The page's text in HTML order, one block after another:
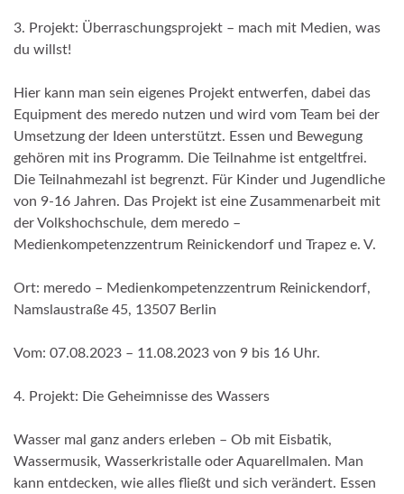
3. Projekt: Überraschungsprojekt – mach mit Medien, was
du willst!
Hier kann man sein eigenes Projekt entwerfen, dabei das
Equipment des meredo nutzen und wird vom Team bei der
Umsetzung der Ideen unterstützt. Essen und Bewegung
gehören mit ins Programm. Die Teilnahme ist entgeltfrei.
Die Teilnahmezahl ist begrenzt. Für Kinder und Jugendliche
von 9-16 Jahren. Das Projekt ist eine Zusammenarbeit mit
der Volkshochschule, dem meredo –
Medienkompetenzzentrum Reinickendorf und Trapez e. V.
Ort: meredo – Medienkompetenzzentrum Reinickendorf,
Namslaustraße 45, 13507 Berlin
Vom: 07.08.2023 – 11.08.2023 von 9 bis 16 Uhr.
4. Projekt: Die Geheimnisse des Wassers
Wasser mal ganz anders erleben – Ob mit Eisbatik,
Wassermusik, Wasserkristalle oder Aquarellmalen. Man
kann entdecken, wie alles fließt und sich verändert. Essen